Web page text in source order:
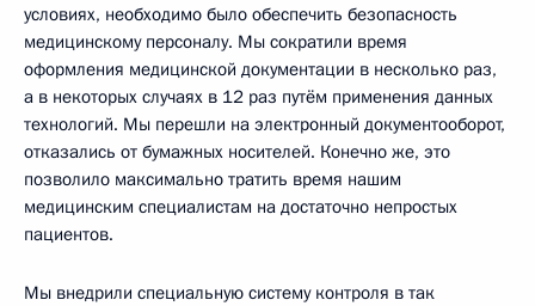
условиях, необходимо было обеспечить безопасность
медицинскому персоналу. Мы сократили время
оформления медицинской документации в несколько раз,
а в некоторых случаях в 12 раз путём применения данных
технологий. Мы перешли на электронный документооборот,
отказались от бумажных носителей. Конечно же, это
позволило максимально тратить время нашим
медицинским специалистам на достаточно непростых
пациентов.
Мы внедрили специальную систему контроля в так